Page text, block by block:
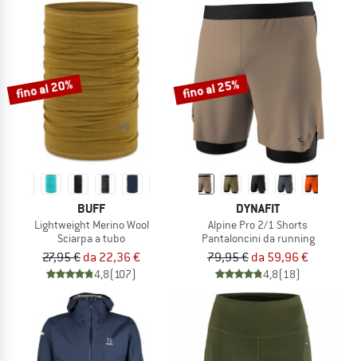
fino al 20%
BUFF
Lightweight Merino Wool
Sciarpa a tubo
27,95 € da 22,36 €
4,8(107)
fino al 25%
DYNAFIT
Alpine Pro 2/1 Shorts
Pantaloncini da running
79,95 € da 59,96 €
4,8(18)